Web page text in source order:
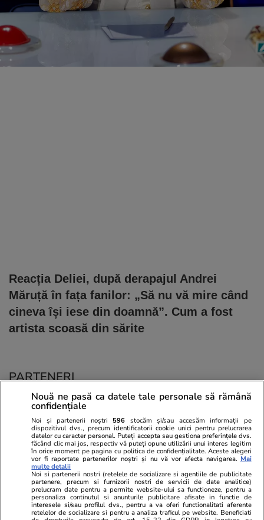
Reacția Deliei, după derapajul Andrei
Măruță în fața fanilor: „Să nu vă mire când
cineva își iese din doamnă”. Cum a fost
artista scoasă din sărite
PARTENERI
Nouă ne pasă ca datele tale personale să rămână
confidențiale
Noi și partenerii noștri 596 stocăm și/sau accesăm informații pe
dispozitivul dvs., precum identificatorii cookie unici pentru prelucrarea
datelor cu caracter personal. Puteți accepta sau gestiona preferințele dvs.
făcând clic mai jos, respectiv vă puteți opune utilizării unui interes legitim
în orice moment pe pagina cu politica de confidențialitate. Aceste alegeri
vor fi raportate partenerilor noștri și nu vă vor afecta navigarea. Mai
multe detalii
Noi si partenerii nostri (retelele de socializare si agentiile de publicitate
partenere, precum si furnizorii nostri de servicii de date analitice)
prelucram date pentru a permite website-ului sa functioneze, pentru a
personaliza continutul si anunturile publicitare afisate in functie de
interesele si/sau profilul dvs., pentru a va oferi functionalitati aferente
retelelor de socializare si pentru a analiza traficul pe website. Beneficiati